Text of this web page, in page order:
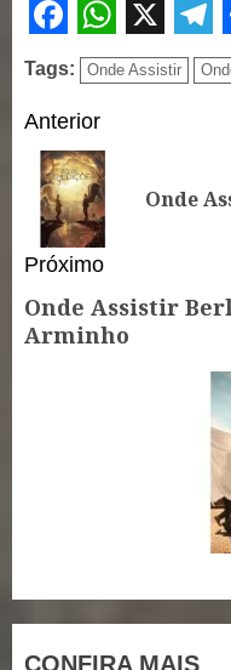
Facebook
X
Tags: Onde Assistir
Continue
Reading
Anterior
Onde
Próximo
Próximo
post:
Onde Assistir
Arminho
CONFIRA MAIS